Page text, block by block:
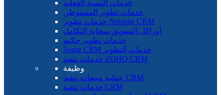
خدمات التنمية الفعلية
خدمات تطوير المستوطن
خدمات تطوير Netsuite CRM
أوراكل التسويق سحابة التكامل
خدمات تطوير حكيم
Sugar CRM خدمات التطوير
خدمات تنفيذ ZOHO CRM
وظيفة
عملية مبيعات تنفيذ CRM
خدمات تنفيذ CRM